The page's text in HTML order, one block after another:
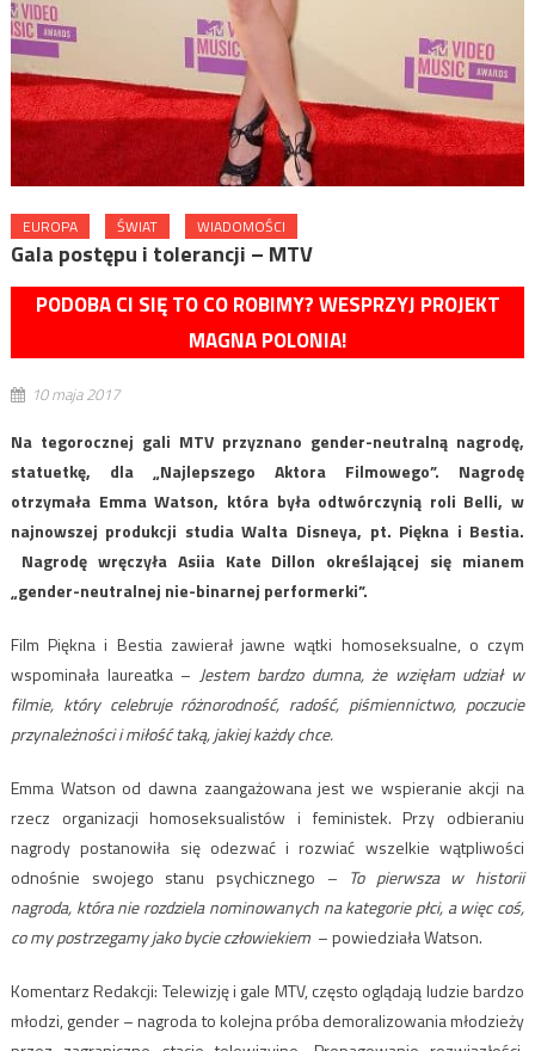
EUROPA ŚWIAT WIADOMOŚCI
Gala postępu i tolerancji – MTV
PODOBA CI SIĘ TO CO ROBIMY? WESPRZYJ PROJEKT
MAGNA POLONIA!
10 maja 2017
Na tegorocznej gali MTV przyznano gender-neutralną nagrodę,
statuetkę, dla „Najlepszego Aktora Filmowego”. Nagrodę
otrzymała Emma Watson, która była odtwórczynią roli Belli, w
najnowszej produkcji studia Walta Disneya, pt. Piękna i Bestia.
Nagrodę wręczyła Asiia Kate Dillon określającej się mianem
„gender-neutralnej nie-binarnej performerki”.
Film Piękna i Bestia zawierał jawne wątki homoseksualne, o czym
wspominała laureatka – Jestem bardzo dumna, że wzięłam udział w
filmie, który celebruje różnorodność, radość, piśmiennictwo, poczucie
przynależności i miłość taką, jakiej każdy chce.
Emma Watson od dawna zaangażowana jest we wspieranie akcji na
rzecz organizacji homoseksualistów i feministek. Przy odbieraniu
nagrody postanowiła się odezwać i rozwiać wszelkie wątpliwości
odnośnie swojego stanu psychicznego – To pierwsza w historii
nagroda, która nie rozdziela nominowanych na kategorie płci, a więc coś,
co my postrzegamy jako bycie człowiekiem– powiedziała Watson.
Komentarz Redakcji: Telewizję i gale MTV, często oglądają ludzie bardzo
młodzi, gender – nagroda to kolejna próba demoralizowania młodzieży